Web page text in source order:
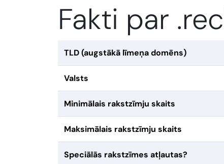
Fakti par
TLD (augstākā līmeņa domēns)
Valsts
Minimālais rakstzīmju skaits
Maksimālais rakstzīmju skaits
Speciālās rakstzīmes atļautas?